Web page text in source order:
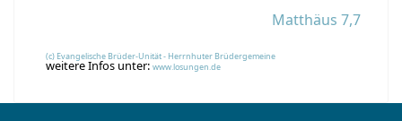
Matthäus 7,7
(c) Evangelische Brüder-Unität - Herrnhuter Brüdergemeine
weitere Infos unter: www.losungen.de